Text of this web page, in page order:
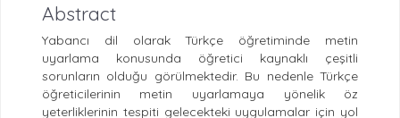
Abstract
Yabancı dil olarak Türkçe öğretiminde metin
uyarlama konusunda öğretici kaynaklı çeşitli
sorunların olduğu görülmektedir. Bu nedenle Türkçe
öğreticilerinin metin uyarlamaya yönelik öz
yeterliklerinin tespiti gelecekteki uygulamalar için yol